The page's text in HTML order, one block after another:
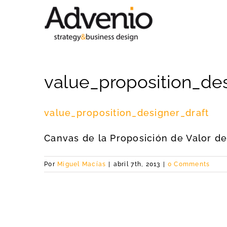
value_proposition_designer_draft
Canvas de la Proposición de Valor
Por Miguel Macías abril 7th, 2013 0 Comments